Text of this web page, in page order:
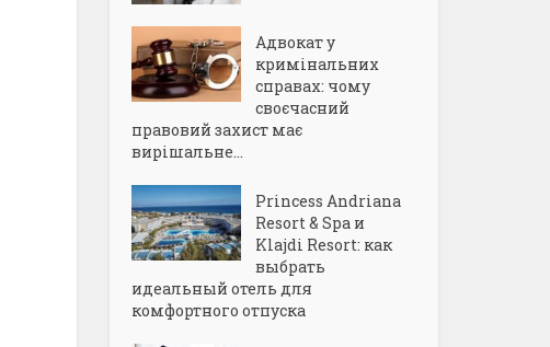
Адвокат у
кримінальних
справах: чому
своєчасний
правовий захист має
вирішальне...
Princess Andriana
Resort & Spa и
Klajdi Resort: как
выбрать
идеальный отель для
комфортного отпуска